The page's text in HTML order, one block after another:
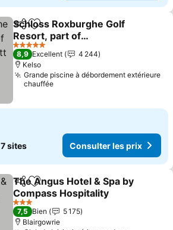
PartagerAjouter à mes favoris
Schloss Roxburghe Golf
Resort, part of
Destination by Hyatt
Consulter les prix
5 Étoiles
8,9 Excellent
4 244
Kelso
Grande piscine à débordement extérieure
chauffée
7 sites Consulter les prix
PartagerAjouter à mes favoris
The Angus Hotel & Spa by
Compass Hospitality
Consulter les prix
3 Étoiles
7,5 Bien
5 175
Blairgowrie